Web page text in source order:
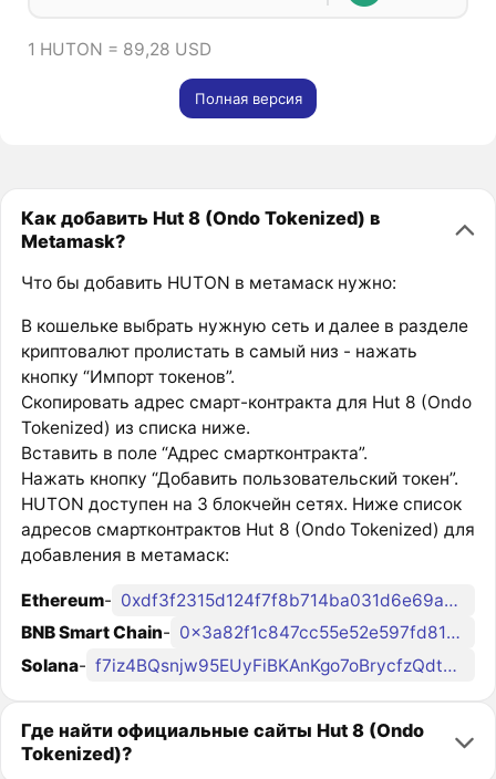
1 HUTON = 89,28 USD
Полная версия
Как добавить Hut 8 (Ondo Tokenized) в
Metamask?
Что бы добавить HUTON в метамаск нужно:
В кошельке выбрать нужную сеть и далее в разделе
криптовалют пролистать в самый низ - нажать
кнопку “Импорт токенов”.
Скопировать адрес смарт-контракта для Hut 8 (Ondo
Tokenized) из списка ниже.
Вставить в поле “Адрес смартконтракта”.
Нажать кнопку “Добавить пользовательский токен”.
HUTON доступен на 3 блокчейн сетях. Ниже список
адресов смартконтрактов Hut 8 (Ondo Tokenized) для
добавления в метамаск:
Ethereum-
0xdf3f2315d124f7f8b714ba031d6e69aa16a61fa2
BNB Smart Chain-
0x3a82f1c847cc55e52e597fd81c63a812c6722541
Solana- f7iz4BQsnjw95EUyFiBKAnKgo7oBrycfzQdtmDwondo
Где найти официальные сайты Hut 8 (Ondo
Tokenized)?